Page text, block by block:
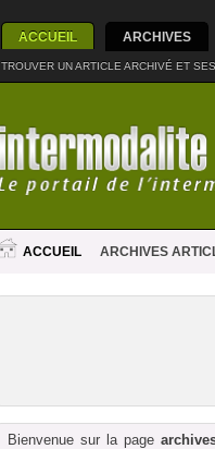
ACCUEIL ARCHIVES
TROUVER UN ARTICLE ARCHIVÉ ET
ACCUEIL ARCHIVES
Bienvenue sur la page